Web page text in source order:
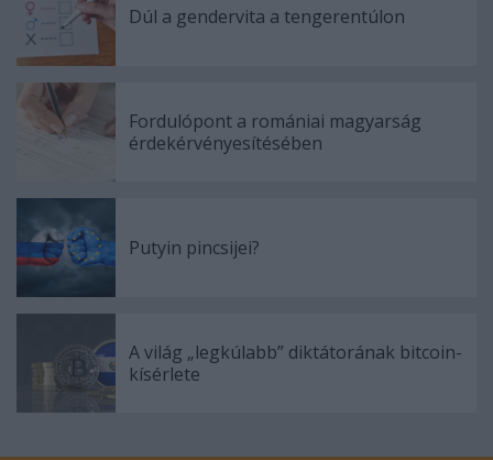
Dúl a gendervita a tengerentúlon
Fordulópont a romániai magyarság
érdekérvényesítésében
Putyin pincsijei?
A világ „legkúlabb” diktátorának bitcoin-
kísérlete